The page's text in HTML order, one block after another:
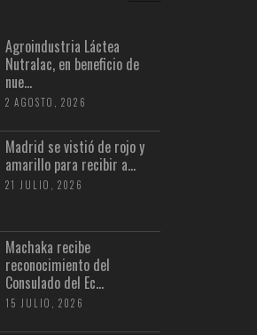
Agroindustria Láctea
Nutralac, en beneficio de
nue...
2 AGOSTO, 2026
Madrid se vistió de rojo y
amarillo para recibir a...
21 JULIO, 2026
Machaka recibe
reconocimiento del
Consulado del Ec...
15 JULIO, 2026